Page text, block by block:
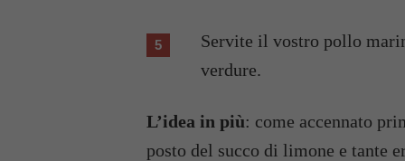
Servite il vostro pollo
verdure.
L’idea in più: come accennato
posto del succo di limone e tante